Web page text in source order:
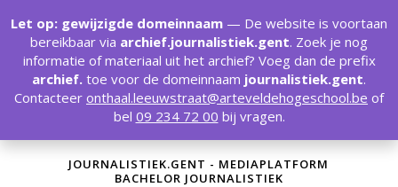
JOURNALISTIEK.GENT - MEDIAPLATFORM
BACHELOR JOURNALISTIEK
Let op: gewijzigde domeinnaam — De website is voortaan
bereikbaar via archief.journalistiek.gent. Zoek je nog
informatie of materiaal uit het archief? Voeg dan de prefix
archief. toe voor de domeinnaam journalistiek.gent.
Contacteer onthaal.leeuwstraat@arteveldehogeschool.be of
bel 09 234 72 00 bij vragen.